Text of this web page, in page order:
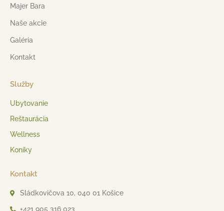
Majer Bara
Naše akcie
Galéria
Kontakt
Služby
Ubytovanie
Reštaurácia
Wellness
Koníky
Kontakt
Sládkovičova 10, 040 01 Košice
+421 905 316 023